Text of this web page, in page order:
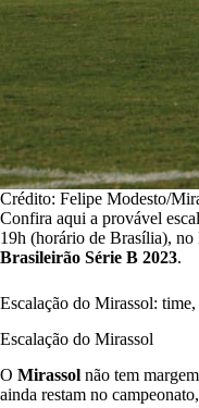
Crédito: Felipe Modesto/
Confira aqui a provável
19h (horário de Brasília), no
Brasileirão Série B 2023.
Escalação do Mirassol:
Escalação do Mirassol
O Mirassol não tem
ainda restam no